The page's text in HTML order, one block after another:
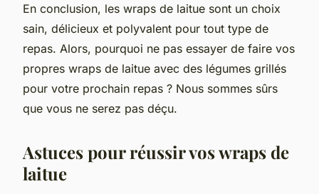
En conclusion, les wraps de laitue sont un choix
sain, délicieux et polyvalent pour tout type de
repas. Alors, pourquoi ne pas essayer de faire vos
propres wraps de laitue avec des légumes grillés
pour votre prochain repas ? Nous sommes sûrs
que vous ne serez pas déçu.
Astuces pour réussir vos wraps de
laitue